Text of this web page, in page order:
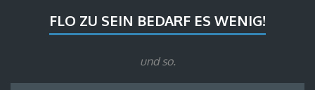
FLO ZU SEIN BEDARF ES WENIG!
und so.